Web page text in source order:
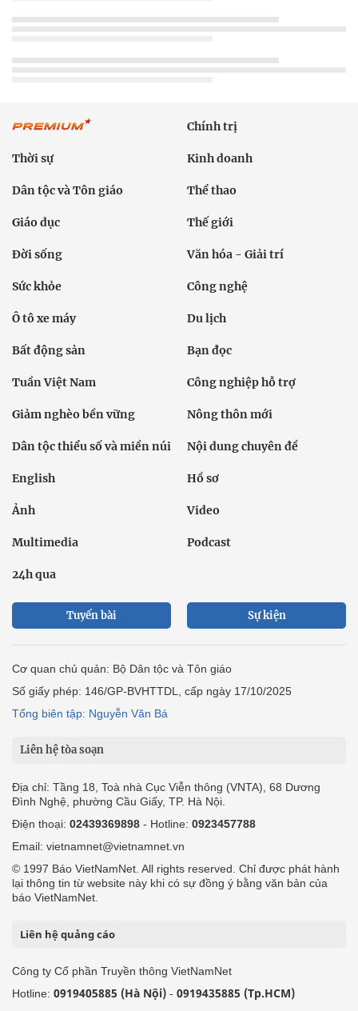
Chính trị
Thời sự Kinh doanh
Dân tộc và Tôn giáo Thể thao
Giáo dục Thế giới
Đời sống Văn hóa - Giải trí
Sức khỏe Công nghệ
Ô tô xe máy Du lịch
Bất động sản Bạn đọc
Tuần Việt Nam Công nghiệp hỗ trợ
Giảm nghèo bền vững Nông thôn mới
Dân tộc thiểu số và miền núi Nội dung chuyên đề
English Hồ sơ
Ảnh Video
Multimedia Podcast
24h qua
Tuyến bài Sự kiện
Cơ quan chủ quản: Bộ Dân tộc và Tôn giáo
Số giấy phép: 146/GP-BVHTTDL, cấp ngày 17/10/2025
Tổng biên tập: Nguyễn Văn Bá
Liên hệ tòa soạn
Địa chỉ: Tầng 18, Toà nhà Cục Viễn thông (VNTA), 68 Dương
Đình Nghệ, phường Cầu Giấy, TP. Hà Nội.
Điện thoại: 02439369898 - Hotline: 0923457788
Email: vietnamnet@vietnamnet.vn
© 1997 Báo VietNamNet. All rights reserved. Chỉ được phát hành
lại thông tin từ website này khi có sự đồng ý bằng văn bản của
báo VietNamNet.
Liên hệ quảng cáo
Công ty Cổ phần Truyền thông VietNamNet
Hotline: 0919405885 (Hà Nội) - 0919435885 (Tp.HCM)